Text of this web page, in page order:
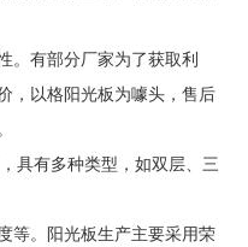
。有部分厂家为了获取利
，以格阳光板为噱头，售后
具有多种类型，如双层、三
等。阳光板生产主要采用荣